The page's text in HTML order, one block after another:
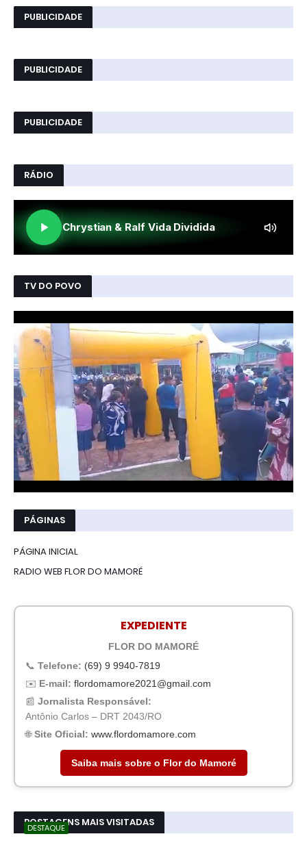
PUBLICIDADE
PUBLICIDADE
PUBLICIDADE
RÁDIO
TV DO POVO
PÁGINAS
PÁGINA INICIAL
RADIO WEB FLOR DO MAMORÉ
EXPEDIENTE
FLOR DO MAMORÉ
📞 Telefone: (69) 9 9940-7819
✉️ E-mail: flordomamore2021@gmail.com
📰 Jornalista Responsável:
Antônio Carlos – DRT 2043/RO
🌐Site Oficial: www.flordomamore.com
Saiba mais sobre o Flor do Mamoré
POSTAGENS MAIS VISITADAS
DESTAQUE